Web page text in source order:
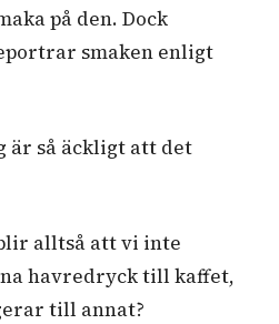
på den. Dock
smaken enligt
är så äckligt att det
alltså att vi inte
havredryck till kaffet,
till annat?